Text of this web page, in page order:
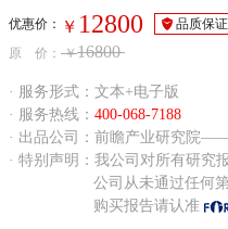
优惠价： ￥ 12800
品质保证
原 价： ￥16800
· 服务形式：文本+电子版
· 服务热线： 400-068-7188
· 出品公司：前瞻产业研究院
· 特别声明：我公司对所有研究
公司从未通过任何第三
购买报告请认准